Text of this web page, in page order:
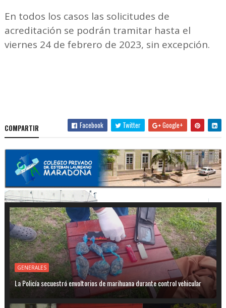
En todos los casos las solicitudes de
acreditación se podrán tramitar hasta el
viernes 24 de febrero de 2023, sin excepción.
COMPARTIR Facebook Twitter Google+
GENERALES
La Policía secuestró envoltorios de marihuana durante control vehicular